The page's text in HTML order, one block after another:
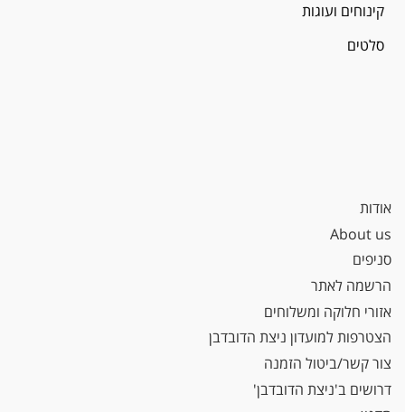
קינוחים ועוגות
סלטים
אודות
About us
סניפים
הרשמה לאתר
אזורי חלוקה ומשלוחים
הצטרפות למועדון ניצת הדובדבן
צור קשר/ביטול הזמנה
דרושים ב'ניצת הדובדבן'